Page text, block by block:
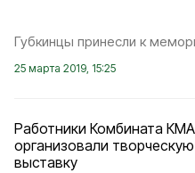
Губкинцы принесли к
25 марта 2019, 15:25
Работники Комбината
организовали творческую
выставку